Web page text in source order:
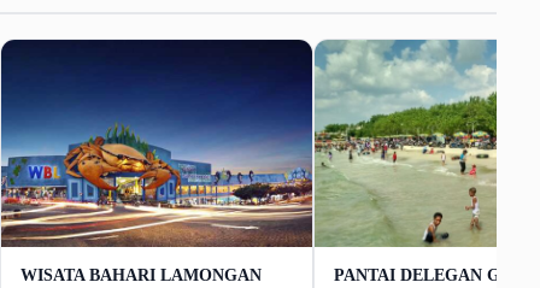
WISATA BAHARI LAMONGAN
PANTAI DELEGAN